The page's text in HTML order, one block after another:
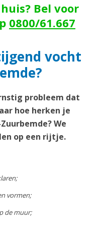
Bel voor
0800/61.667
vocht
probleem dat
hoe herken je
We
op een rijtje.
vormen;
de muur;